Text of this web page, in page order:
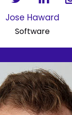
Jose Haward
Software